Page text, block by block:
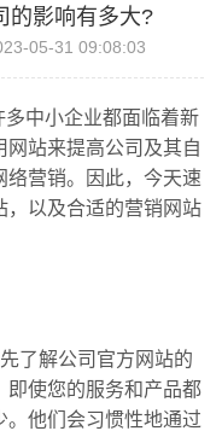
的影响有多大?
05-31 09:08:03
中小企业都面临着新
站来提高公司及其自
络营销。因此，今天速
，以及合适的营销网站
了解公司官方网站的
即使您的服务和产品都
。他们会习惯性地通过